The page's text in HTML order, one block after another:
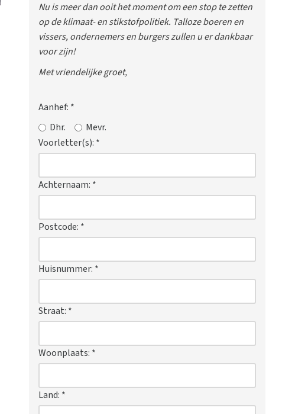
Nu is meer dan ooit het moment om een stop te zetten
op de klimaat- en stikstofpolitiek. Talloze boeren en
vissers, ondernemers en burgers zullen u er dankbaar
voor zijn!
Met vriendelijke groet,
Aanhef: *
Dhr.
Mevr.
Voorletter(s): *
Achternaam: *
Postcode: *
Huisnummer: *
Straat: *
Woonplaats: *
Land: *